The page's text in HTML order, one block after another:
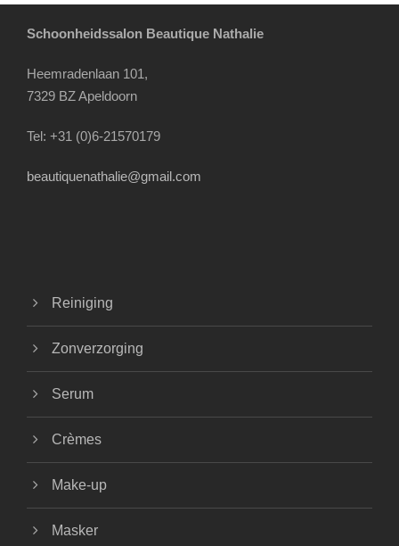
Schoonheidssalon Beautique Nathalie
Heemradenlaan 101,
7329 BZ Apeldoorn
Tel: +31 (0)6-21570179
beautiquenathalie@gmail.com
Reiniging
Zonverzorging
Serum
Crèmes
Make-up
Masker